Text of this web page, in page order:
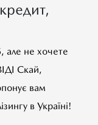
але не хочете
Скай,
вам
в Україні!